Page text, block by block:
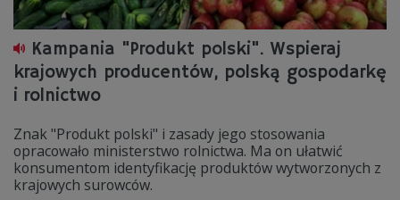
Kampania "Produkt polski". Wspieraj
krajowych producentów, polską gospodarkę
i rolnictwo
Znak "Produkt polski" i zasady jego stosowania
opracowało ministerstwo rolnictwa. Ma on ułatwić
konsumentom identyfikację produktów wytworzonych z
krajowych surowców.